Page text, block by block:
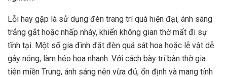
Lỗi hay gặp là sử dụng đèn trang trí quá hiện đại, ánh sáng
trắng gắt hoặc nhấp nháy, khiến không gian thờ mất đi sự
tĩnh tại. Một số gia đình đặt đèn quá sát hoa hoặc lễ vật dễ
gây nóng, làm héo hoa nhanh. Với cách bày trí bàn thờ gia
tiên miền Trung, ánh sáng nên vừa đủ, ổn định và mang tính